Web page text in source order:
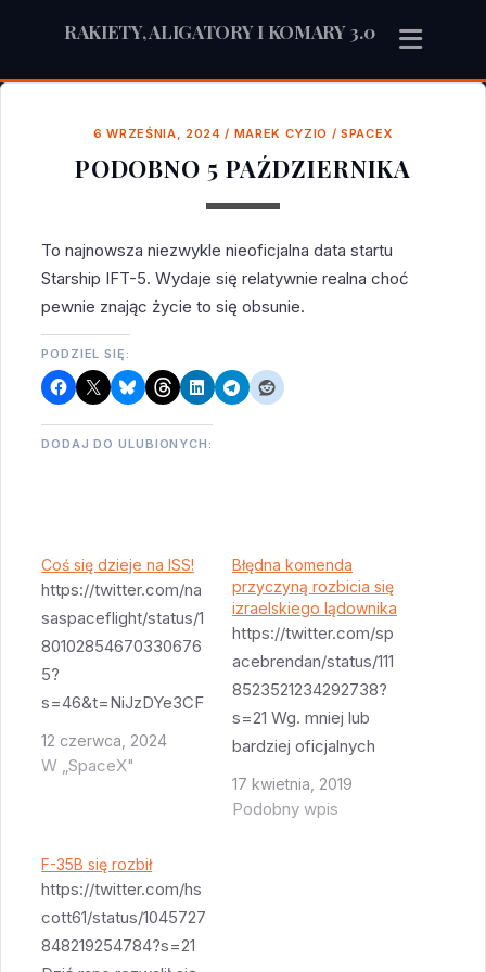
RAKIETY, ALIGATORY I KOMARY 3.0
6 WRZEŚNIA, 2024 / MAREK CYZIO / SPACEX
PODOBNO 5 PAŹDZIERNIKA
To najnowsza niezwykle nieoficjalna data startu
Starship IFT-5. Wydaje się relatywnie realna choć
pewnie znając życie to się obsunie.
PODZIEL SIĘ:
DODAJ DO ULUBIONYCH:
Coś się dzieje na ISS!
https://twitter.com/na
saspaceflight/status/1
80102854670330676
5?
s=46&t=NiJzDYe3CF
sI9bz5DJBjOg Trudno
powiedzieć co się
pojawiania się info.
Edycja - okazuje się
że to była jakaś
symulacja
12 czerwca, 2024
W „SpaceX"
Błędna komenda
przyczyną rozbicia się
izraelskiego lądownika
https://twitter.com/sp
acebrendan/status/111
8523521234292738?
s=21 Wg. mniej lub
bardziej oficjalnych
informacji po tym jak
pojawił się problem z
17 kwietnia, 2019
Podobny wpis
F-35B się rozbił
https://twitter.com/hs
cott61/status/1045727
848219254784?s=21